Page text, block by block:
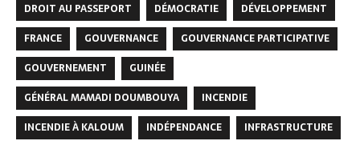
DROIT AU PASSEPORT
DÉMOCRATIE
DÉVELOPPEMENT
FRANCE
GOUVERNANCE
GOUVERNANCE PARTICIPATIVE
GOUVERNEMENT
GUINÉE
GÉNÉRAL MAMADI DOUMBOUYA
INCENDIE
INCENDIE À KALOUM
INDÉPENDANCE
INFRASTRUCTURE